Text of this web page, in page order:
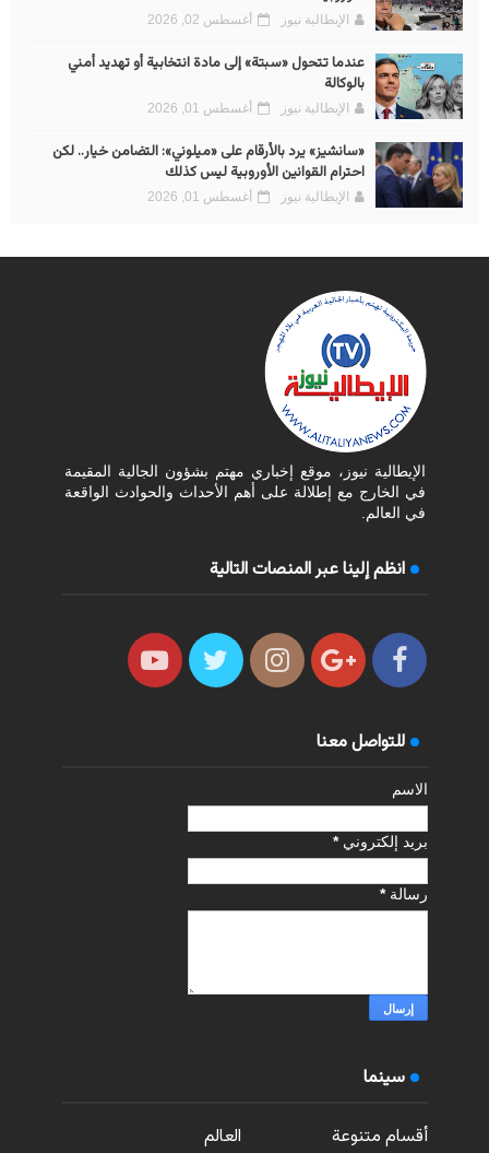
الإيطالية نيوز أغسطس 02, 2026
عندما تتحول «سبتة» إلى مادة انتخابية أو تهديد أمني
بالوكالة
الإيطالية نيوز أغسطس 01, 2026
«سانشيز» يرد بالأرقام على «ميلوني»: التضامن خيار.. لكن
احترام القوانين الأوروبية ليس كذلك
الإيطالية نيوز أغسطس 01, 2026
الإيطالية نيوز، موقع إخباري مهتم بشؤون الجالية المقيمة
في الخارج مع إطلالة على أهم الأحداث والحوادث الواقعة
في العالم.
انظم إلينا عبر المنصات التالية
للتواصل معنا
الاسم
بريد إلكتروني*
رسالة*
سينما
أقسام متنوعة العالم